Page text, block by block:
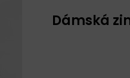
Dámská